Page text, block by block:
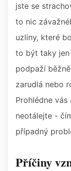
jste se
to nic
uzliny, které
to být taky jen
podpaží
zarudlá nebo
Prohlédne
neotálejte -
případný
Příčiny